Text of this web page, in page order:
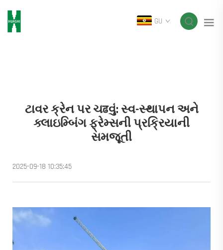
GU
ટાવર ક્રેન પર ચढવું: સ્વ-સ્થાપન અને
ક્લાઇમ્બિંગ ફ્રેમ્સની પ્રક્રિયાની
સમજૂતી
2025-09-18 10:35:45